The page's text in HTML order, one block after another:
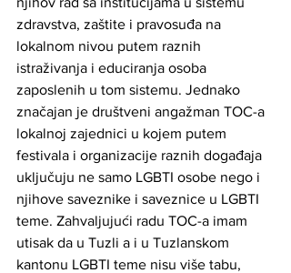
zdravstva, zaštite i pravosuđa na
lokalnom nivou putem raznih
istraživanja i educiranja osoba
zaposlenih u tom sistemu. Jednako
značajan je društveni angažman TOC-a
lokalnoj zajednici u kojem putem
festivala i organizacije raznih događaja
uključuju ne samo LGBTI osobe nego i
njihove saveznike i saveznice u LGBTI
teme. Zahvaljujući radu TOC-a imam
utisak da u Tuzli a i u Tuzlanskom
kantonu LGBTI teme nisu više tabu,